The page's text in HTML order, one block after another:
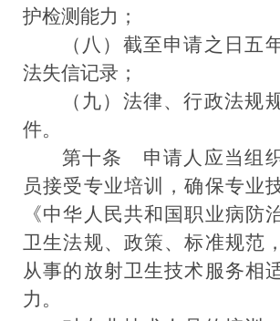
护检测能力；
（八）截至申请之日五
法失信记录；
（九）法律、行政法规
件。
第十条
申请人应当组
员接受专业培训，确保专业
《中华人民共和国职业病防
卫生法规、政策、标准规范
从事的放射卫生技术服务相
力。